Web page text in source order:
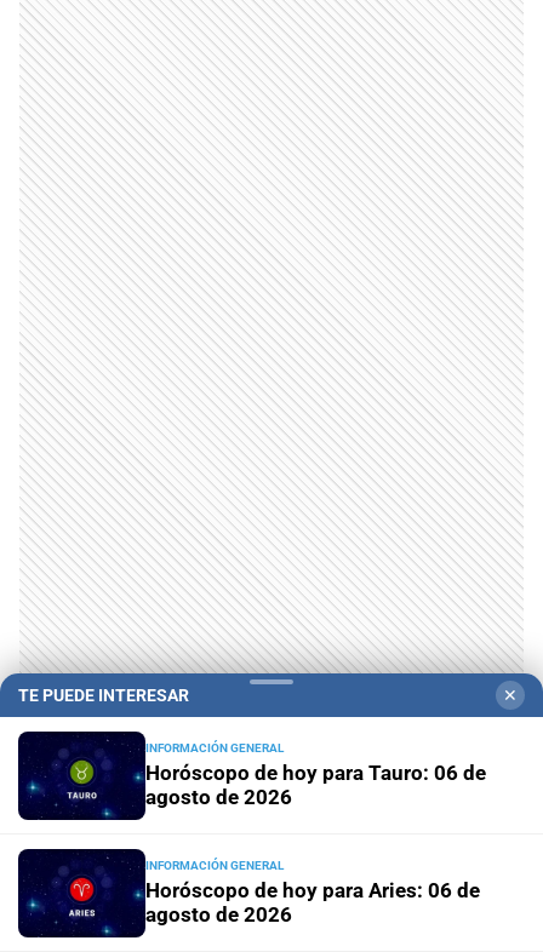
Te puede interesar
TE PUEDE INTERESAR ✕
INFORMACIÓN GENERAL
Horóscopo de hoy para Tauro: 06 de
agosto de 2026
INFORMACIÓN GENERAL
Horóscopo de hoy para Aries: 06 de
agosto de 2026